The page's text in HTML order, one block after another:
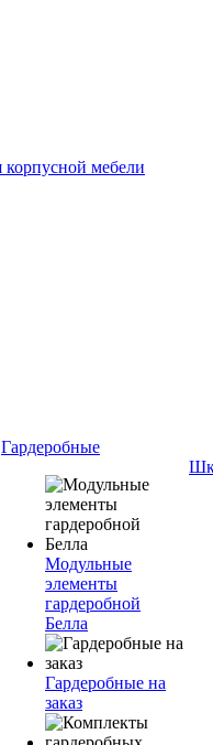
Гардеробные
Модульные
элементы
гардеробной
Белла
Гардеробные на
заказ